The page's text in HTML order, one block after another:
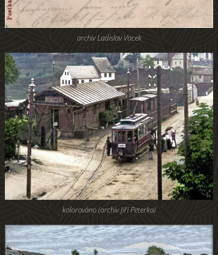
archiv Ladislav Vacek
kolorováno (archiv Jiří Peterka)